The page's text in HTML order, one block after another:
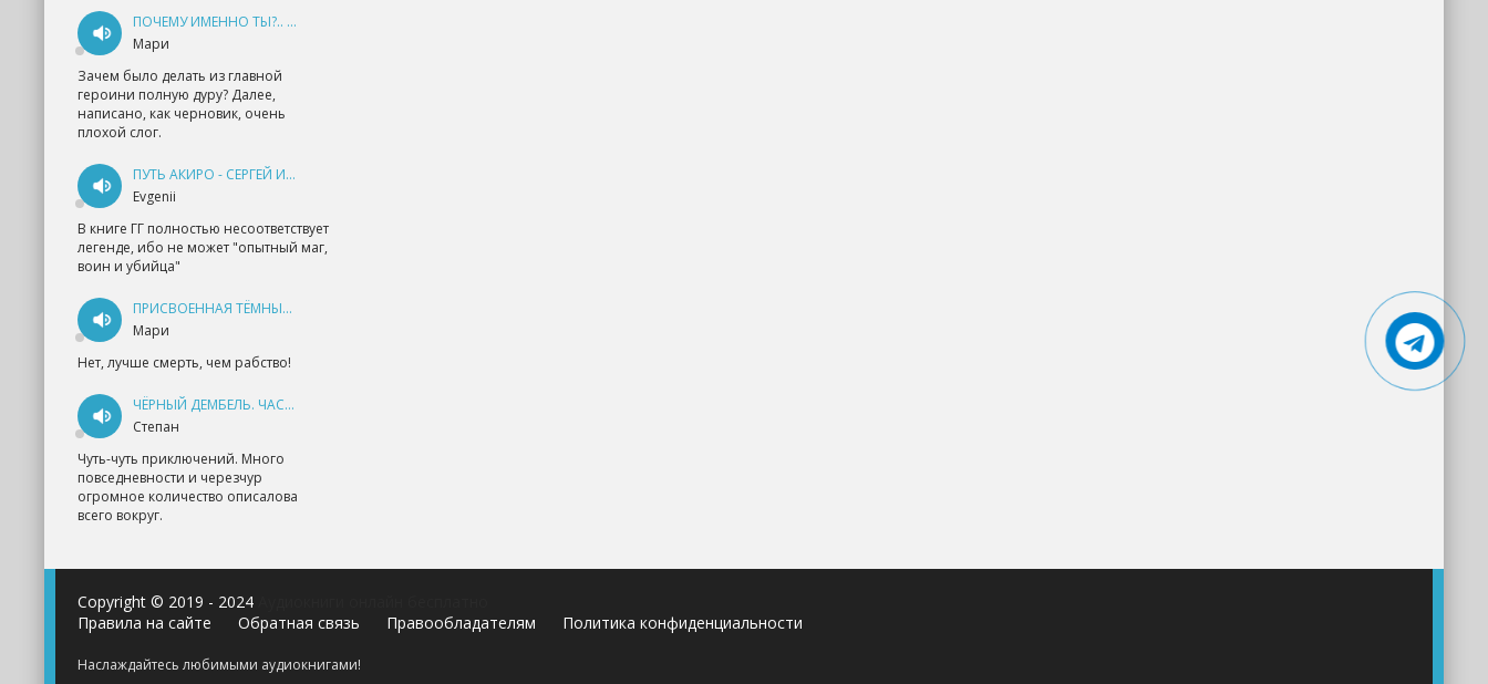
ПОЧЕМУ ИМЕННО ТЫ?.. КНИГА 1 - ЕКАТЕРИНА ЮДИНА
Мари
Зачем было делать из главной
героини полную дуру? Далее,
написано, как черновик, очень
плохой слог.
ПУТЬ АКИРО - СЕРГЕЙ ИЗМАЙЛОВ
Evgenii
В книге ГГ полностью несоответствует
легенде, ибо не может "опытный маг,
воин и убийца"
ПРИСВОЕННАЯ ТЁМНЫМ. ПРОКЛЯТАЯ ЛЮБОВЬ - АННА ГЕРР
Мари
Нет, лучше смерть, чем рабство!
ЧЁРНЫЙ ДЕМБЕЛЬ. ЧАСТЬ 1 - АНДРЕЙ ФЕДИН
Степан
Чуть-чуть приключений. Много
повседневности и черезчур
огромное количество описалова
всего вокруг.
Copyright © 2019 - 2024
Правила на сайте
Обратная связь Правообладателям Политика конфиденциальности
Наслаждайтесь любимыми аудиокнигами!